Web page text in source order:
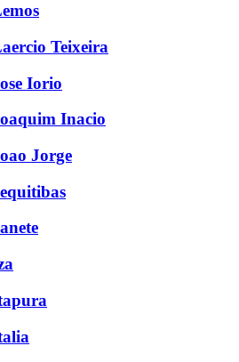
Teixeira
Iorio
Inacio
Jorge